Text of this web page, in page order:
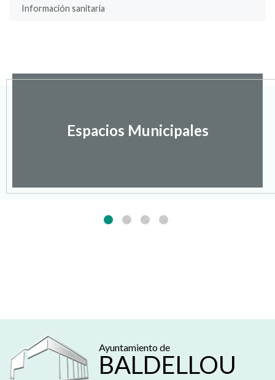
Información sanitaria
Espacios Municipales
Ayuntamiento de
BALDELLOU